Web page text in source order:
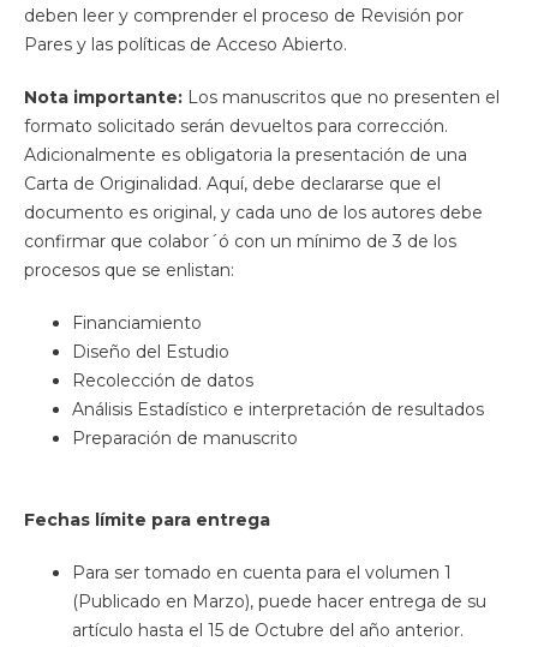
deben leer y comprender el proceso de Revisión por
Pares y las políticas de Acceso Abierto.
Nota importante:Los manuscritos que no presenten el
formato solicitado serán devueltos para corrección.
Adicionalmente es obligatoria la presentación de una
Carta de Originalidad. Aquí, debe declararse que el
documento es original, y cada uno de los autores debe
confirmar que colabor´ó con un mínimo de 3 de los
procesos que se enlistan:
Financiamiento
Diseño del Estudio
Recolección de datos
Análisis Estadístico e interpretación de resultados
Preparación de manuscrito
Fechas límite para entrega
Para ser tomado en cuenta para el volumen 1
(Publicado en Marzo), puede hacer entrega de su
artículo hasta el 15 de Octubre del año anterior.